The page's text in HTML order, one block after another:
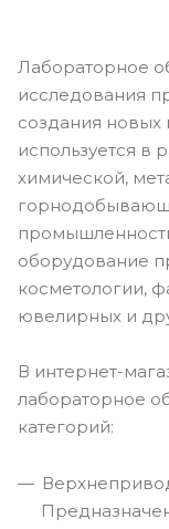
Лабораторное
исследования
создания новых
используется в
химической,
оборудование
косметологии,
ювелирных и
В интернет-
лабораторное
категорий: